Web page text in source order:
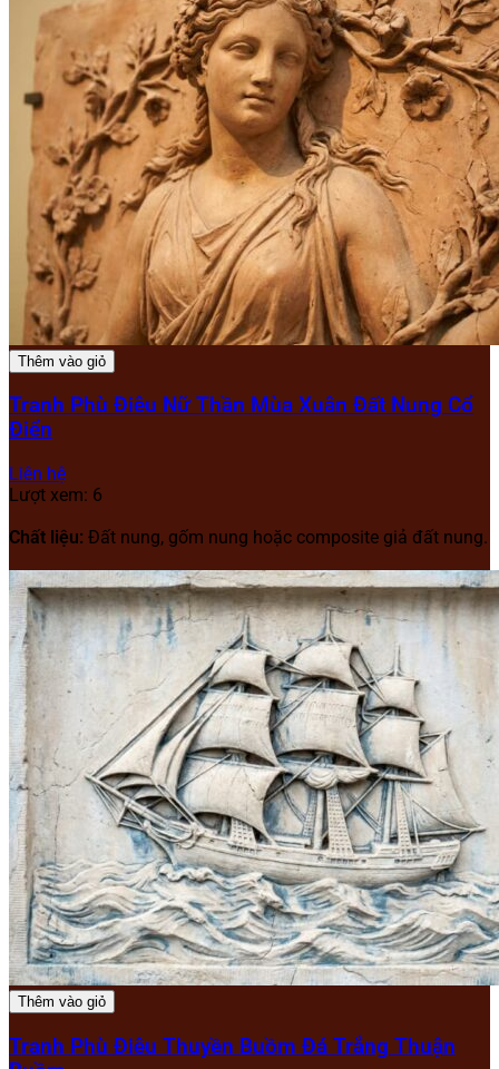
Thêm vào giỏ
Tranh Phù Điêu Nữ Thần Mùa Xuân Đất Nung Cổ
Điển
Liên hệ
Lượt xem: 6
Chất liệu: Đất nung, gốm nung hoặc composite giả đất nung.
Thêm vào giỏ
Tranh Phù Điêu Thuyền Buồm Đá Trắng Thuận